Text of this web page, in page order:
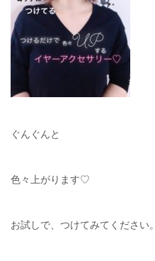
ぐんぐんと
色々上がります♡
お試しで、つけてみてください。